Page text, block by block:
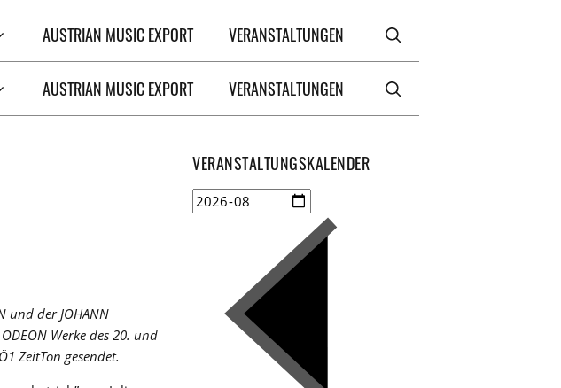
AUSTRIAN MUSIC EXPORT VERANSTALTUNGEN
AUSTRIAN MUSIC EXPORT VERANSTALTUNGEN
und der JOHANN
Werke des 20. und
ZeitTon gesendet.
VERANSTALTUNGSKALENDER